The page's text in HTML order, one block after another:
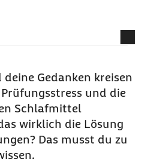
können Schlafmittel
richtig abgesetzt?
Schlafmittel wirklich?
Häufige
Gedanken kreisen
und die
Schlafmittel
wirklich die Lösung
Das musst du zu